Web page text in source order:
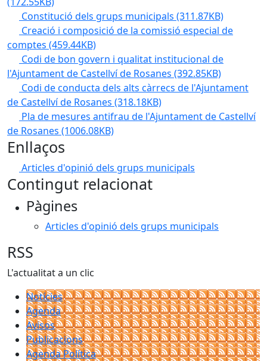
Constitució dels grups municipals (311.87KB)
Creació i composició de la comissió especial de
comptes (459.44KB)
Codi de bon govern i qualitat institucional de
l'Ajuntament de Castellví de Rosanes (392.85KB)
Codi de conducta dels alts càrrecs de l'Ajuntament
de Castellví de Rosanes (318.18KB)
Pla de mesures antifrau de l'Ajuntament de Castellví
de Rosanes (1006.08KB)
Enllaços
Articles d'opinió dels grups municipals
Contingut relacionat
Pàgines
Articles d'opinió dels grups municipals
RSS
L'actualitat a un clic
Notícies
Agenda
Avisos
Publicacions
Agenda Política